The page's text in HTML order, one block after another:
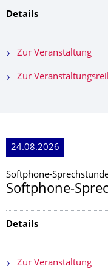
Details
Zur Veranstaltung
Zur
24.08.2026
Softphone-
Softphone-
Details
Zur Veranstaltung